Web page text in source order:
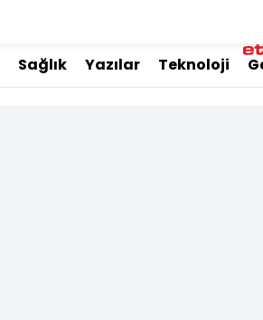
Sağlık Yazılar Teknoloji